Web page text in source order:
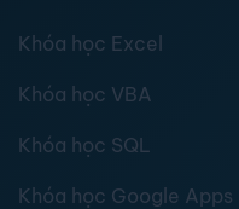
Khóa học Excel
Khóa học VBA
Khóa học SQL
Khóa học Google Apps